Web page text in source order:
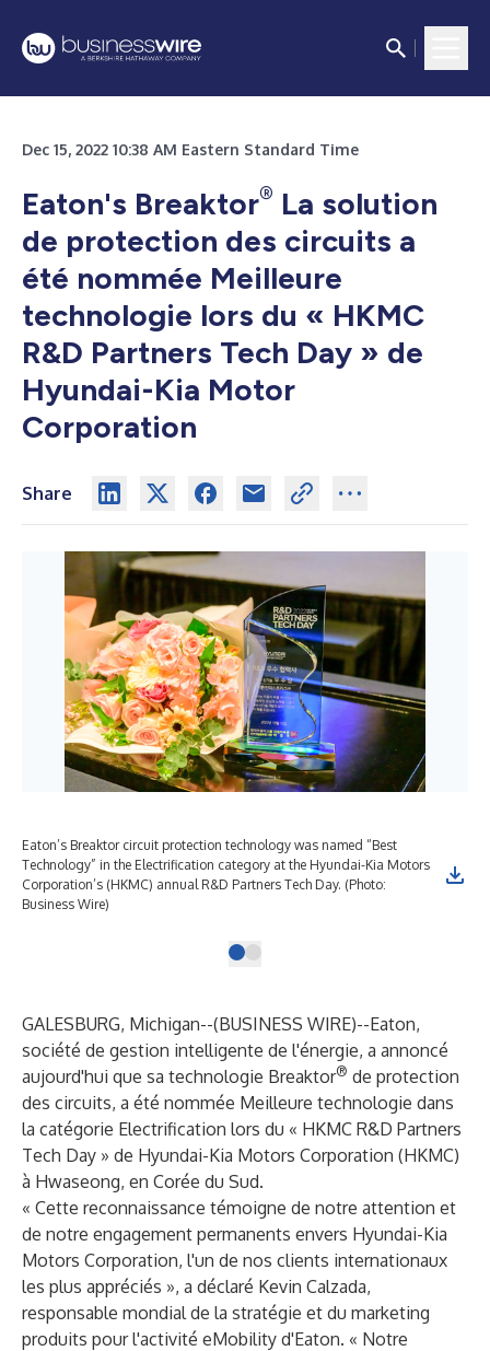
Dec 15, 2022 10:38 AM Eastern Standard Time
Eaton's Breaktor® La solution
de protection des circuits a
été nommée Meilleure
technologie lors du « HKMC
R&D Partners Tech Day » de
Hyundai-Kia Motor
Corporation
Share
Eaton’s Breaktor circuit protection technology was named “Best
Technology” in the Electrification category at the Hyundai-Kia Motors
Corporation’s (HKMC) annual R&D Partners Tech Day. (Photo:
Business Wire)
GALESBURG, Michigan--(BUSINESS WIRE)--Eaton,
société de gestion intelligente de l'énergie, a annoncé
aujourd'hui que sa technologie Breaktor® de protection
des circuits, a été nommée Meilleure technologie dans
la catégorie Electrification lors du « HKMC R&D Partners
Tech Day » de Hyundai-Kia Motors Corporation (HKMC)
à Hwaseong, en Corée du Sud.
« Cette reconnaissance témoigne de notre attention et
de notre engagement permanents envers Hyundai-Kia
Motors Corporation, l'un de nos clients internationaux
les plus appréciés », a déclaré Kevin Calzada,
responsable mondial de la stratégie et du marketing
produits pour l'activité eMobility d'Eaton. « Notre